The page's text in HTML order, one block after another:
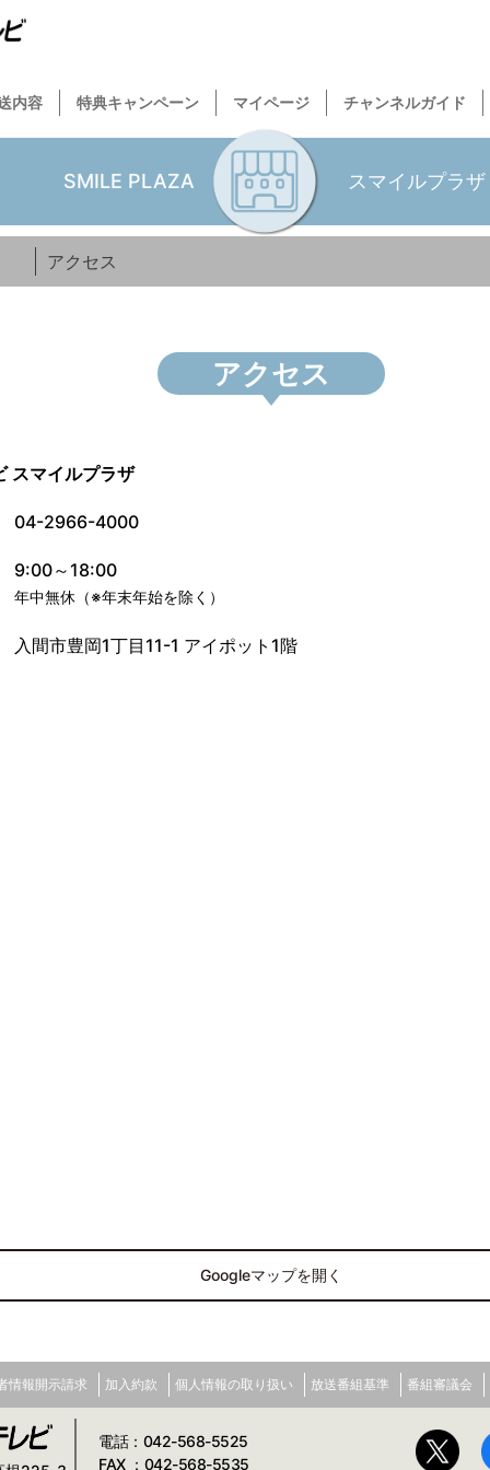
内容 特典キャンペーン マイページ チャンネルガイド
SMILE PLAZA スマイルプラザ
アクセス
アクセス
スマイルプラザ
04-2966-4000
9:00～18:00
年中無休（※年末年始を除く）
入間市豊岡1丁目11-1 アイポット1階
Googleマップを開く
情報開示請求 加入約款 個人情報の取り扱い 放送番組基準 番組審議会
電話：042-568-5525
FAX ：042-568-5535